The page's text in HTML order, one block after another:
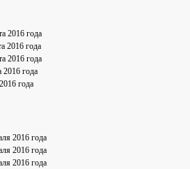
2016 года
2016 года
2016 года
2016 года
года
2016 года
2016 года
2016 года